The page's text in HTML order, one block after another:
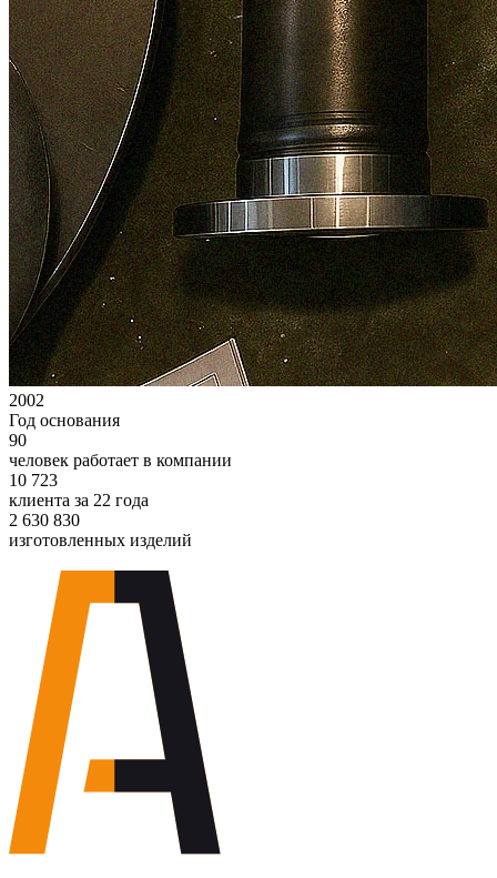
2002
Год основания
90
человек работает в компании
10 723
клиента за 22 года
2 630 830
изготовленных изделий